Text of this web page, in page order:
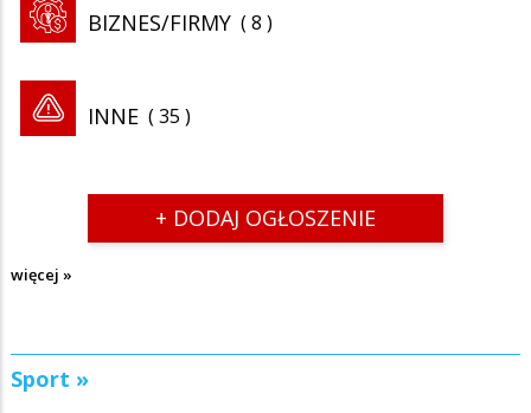
8
BIZNES/FIRMY
35
INNE
+ DODAJ OGŁOSZENIE
więcej »
Sport »